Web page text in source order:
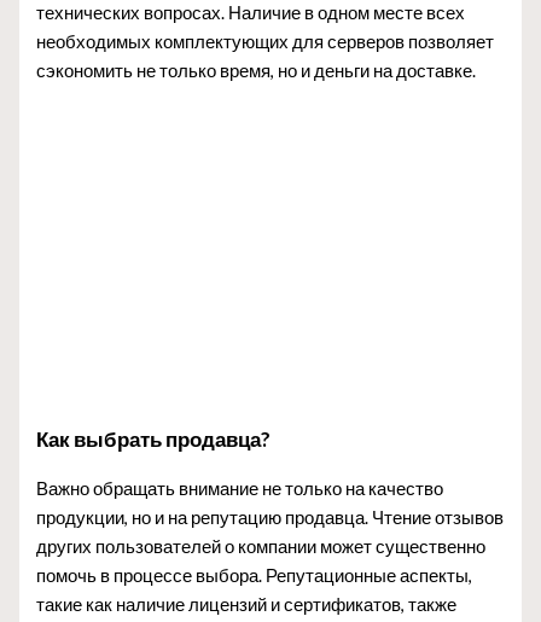
технических вопросах. Наличие в одном месте всех
необходимых комплектующих для серверов позволяет
сэкономить не только время, но и деньги на доставке.
Как выбрать продавца?
Важно обращать внимание не только на качество
продукции, но и на репутацию продавца. Чтение отзывов
других пользователей о компании может существенно
помочь в процессе выбора. Репутационные аспекты,
такие как наличие лицензий и сертификатов, также